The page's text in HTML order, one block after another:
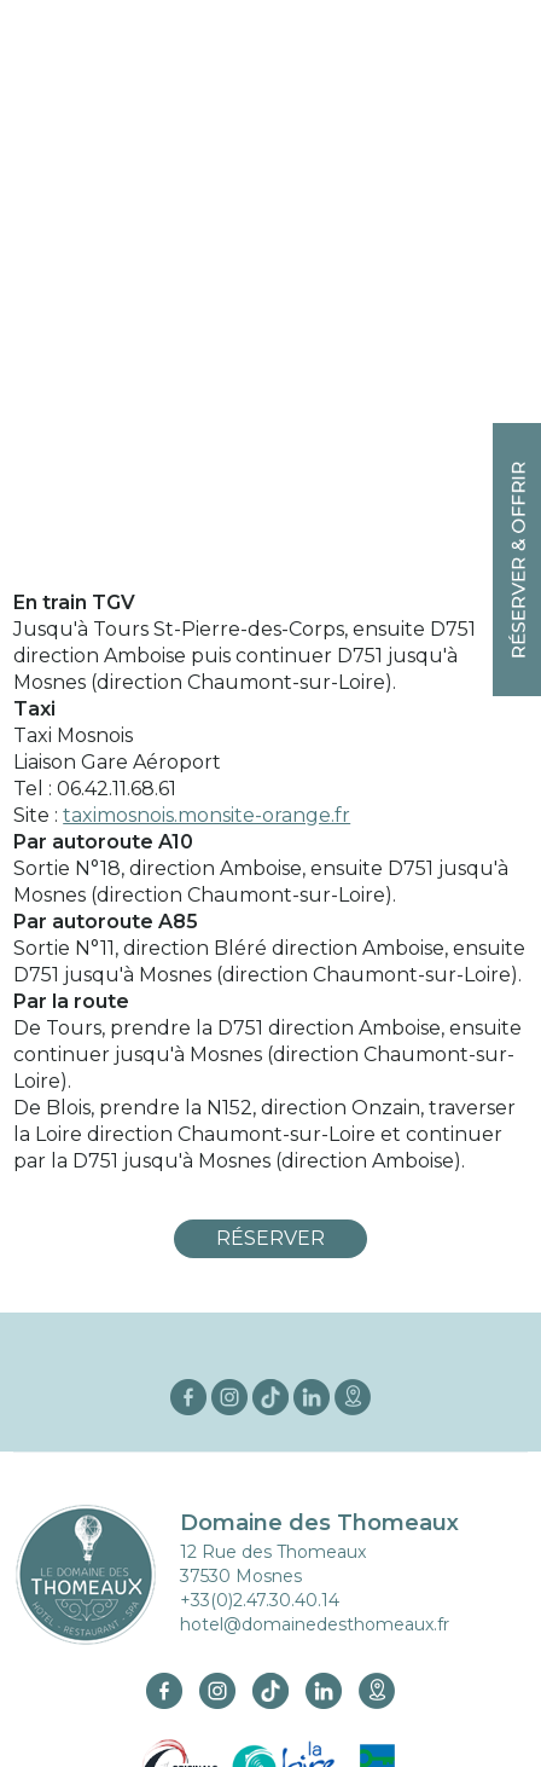
En train TGV
Jusqu'à Tours St-Pierre-des-Corps, ensuite D751
direction Amboise puis continuer D751 jusqu'à
Mosnes (direction Chaumont-sur-Loire).
Taxi
Taxi Mosnois
Liaison Gare Aéroport
Tel : 06.42.11.68.61
Site :taximosnois.monsite-orange.fr
Par autoroute A10
Sortie N°18, direction Amboise, ensuite D751 jusqu'à
Mosnes (direction Chaumont-sur-Loire).
Par autoroute A85
Sortie N°11, direction Bléré direction Amboise, ensuite
D751 jusqu'à Mosnes (direction Chaumont-sur-Loire).
Par la route
De Tours, prendre la D751 direction Amboise, ensuite
continuer jusqu'à Mosnes (direction Chaumont-sur-
Loire).
De Blois, prendre la N152, direction Onzain, traverser
la Loire direction Chaumont-sur-Loire et continuer
par la D751 jusqu'à Mosnes (direction Amboise).
RÉSERVER
Domaine des Thomeaux
12 Rue des Thomeaux
37530 Mosnes
+33(0)2.47.30.40.14
hotel@domainedesthomeaux.fr